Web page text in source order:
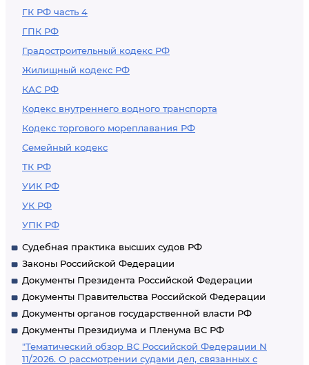
ГК РФ часть 4
ГПК РФ
Градостроительный кодекс РФ
Жилищный кодекс РФ
КАС РФ
Кодекс внутреннего водного транспорта
Кодекс торгового мореплавания РФ
Семейный кодекс
ТК РФ
УИК РФ
УК РФ
УПК РФ
Судебная практика высших судов РФ
Законы Российской Федерации
Документы Президента Российской Федерации
Документы Правительства Российской Федерации
Документы органов государственной власти РФ
Документы Президиума и Пленума ВС РФ
"Тематический обзор ВС Российской Федерации N
11/2026. О рассмотрении судами дел, связанных с